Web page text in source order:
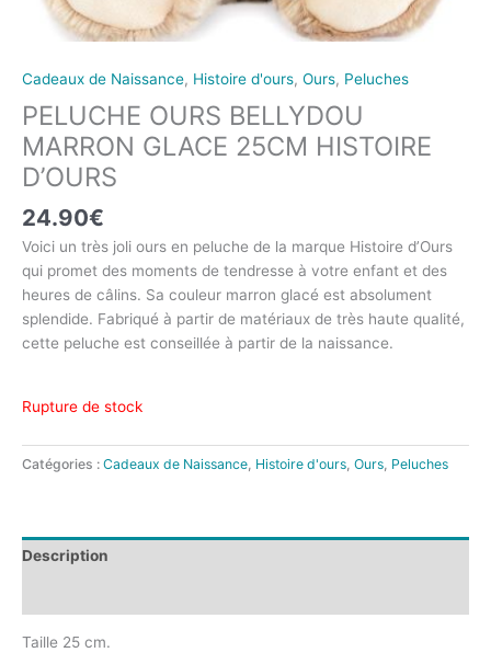
Cadeaux de Naissance, Histoire d'ours, Ours, Peluches
PELUCHE OURS BELLYDOU
MARRON GLACE 25CM HISTOIRE
D’OURS
24.90€
Voici un très joli ours en peluche de la marque Histoire d’Ours
qui promet des moments de tendresse à votre enfant et des
heures de câlins. Sa couleur marron glacé est absolument
splendide. Fabriqué à partir de matériaux de très haute qualité,
cette peluche est conseillée à partir de la naissance.
Rupture de stock
Catégories : Cadeaux de Naissance Histoire d'ours Ours Peluches
Description
Taille 25 cm.